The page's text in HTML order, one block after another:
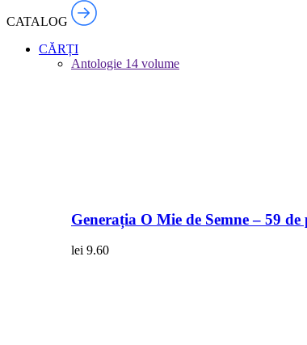
CATALOG
CĂRȚI
Antologie 14 volume
Generația O Mie de Semne – 59
lei 9.60